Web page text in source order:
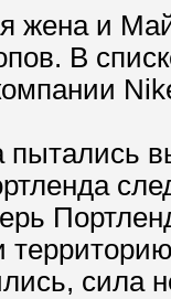
и
В
пытались
сила